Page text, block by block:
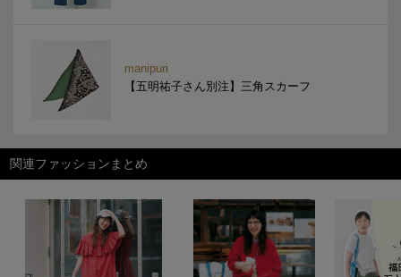
manipuri
【五明祐子さん別注】三角スカーフ
関連ファッションまとめ